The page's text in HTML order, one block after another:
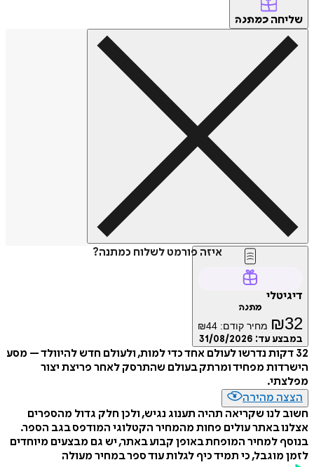
כמתנה
איזה פורמט לשלוח כמתנה?
₪ מחיר קודם: ₪44
עד:31/08/2026
דקות נדרשו לעולם אחד כדי למות, ולעולם חדש להיוולד – מסע
מפחיד ומרתק בעולם שהתרסק לאחר פריצת יצור
מהירה
לנו שקריאה תהיה תענוג נגיש, ולכן חלק גדול מהספרים
באתר עולים פחות מהמחיר הקטלוגי המודפס בגב הספר.
למחיר המופחת באופן קבוע באתר, יש גם מבצעים מיוחדים
מוגבל, כי תמיד כיף לגלות עוד ספר במחיר מעולה